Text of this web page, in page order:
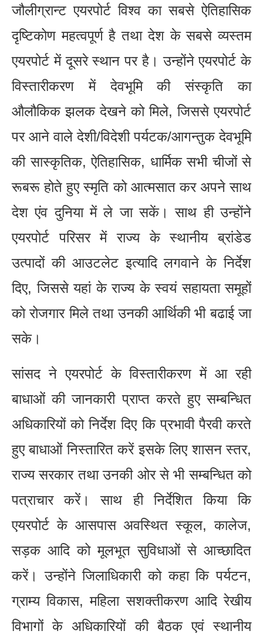
जौलीग्रान्ट एयरपोर्ट विश्व का सबसे ऐतिहासिक
दृष्टिकोण महत्वपूर्ण है तथा देश के सबसे व्यस्तम
एयरपोर्ट में दूसरे स्थान पर है। उन्होंने एयरपोर्ट के
विस्तारीकरण में देवभूमि की संस्कृति का
औलौकिक झलक देखने को मिले, जिससे एयरपोर्ट
पर आने वाले देशी/विदेशी पर्यटक/आगन्तुक देवभूमि
की सास्कृतिक, ऐतिहासिक, धार्मिक सभी चीजों से
रूबरू होते हुए स्मृति को आत्मसात कर अपने साथ
देश एंव दुनिया में ले जा सकें। साथ ही उन्होंने
एयरपोर्ट परिसर में राज्य के स्थानीय ब्रांडेड
उत्पादों की आउटलेट इत्यादि लगवाने के निर्देश
दिए, जिससे यहां के राज्य के स्वयं सहायता समूहों
को रोजगार मिले तथा उनकी आर्थिकी भी बढाई जा
सके।
सांसद ने एयरपोर्ट के विस्तारीकरण में आ रही
बाधाओं की जानकारी प्राप्त करते हुए सम्बन्धित
अधिकारियों को निर्देश दिए कि प्रभावी पैरवी करते
हुए बाधाओं निस्तारित करें इसके लिए शासन स्तर,
राज्य सरकार तथा उनकी ओर से भी सम्बन्धित को
पत्राचार करें। साथ ही निर्देशित किया कि
एयरपोर्ट के आसपास अवस्थित स्कूल, कालेज,
सड़क आदि को मूलभूत सुविधाओं से आच्छादित
करें। उन्होंने जिलाधिकारी को कहा कि पर्यटन,
ग्राम्य विकास, महिला सशक्तीकरण आदि रेखीय
विभागों के अधिकारियों की बैठक एवं स्थानीय